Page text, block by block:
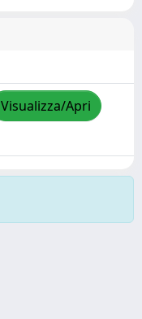
Visualizza/Apri